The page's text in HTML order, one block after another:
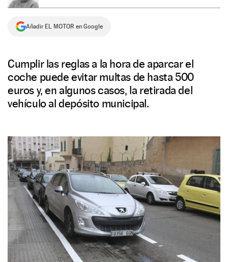
Añadir EL MOTOR en Google
Cumplir las reglas a la hora de aparcar el
coche puede evitar multas de hasta 500
euros y, en algunos casos, la retirada del
vehículo al depósito municipal.